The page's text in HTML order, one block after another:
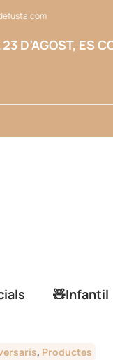
D’AGOST, ES
🧸Infantil
, Productes